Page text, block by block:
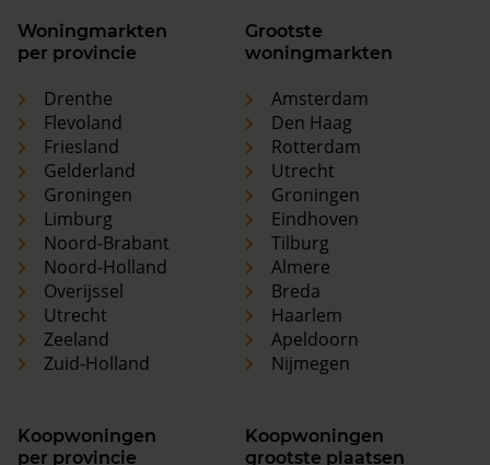
Woningmarkten
per provincie
Drenthe
Flevoland
Friesland
Gelderland
Groningen
Limburg
Noord-Brabant
Noord-Holland
Overijssel
Utrecht
Zeeland
Zuid-Holland
Grootste
woningmarkten
Amsterdam
Den Haag
Rotterdam
Utrecht
Groningen
Eindhoven
Tilburg
Almere
Breda
Haarlem
Apeldoorn
Nijmegen
Koopwoningen
per provincie
Koopwoningen
grootste plaatsen